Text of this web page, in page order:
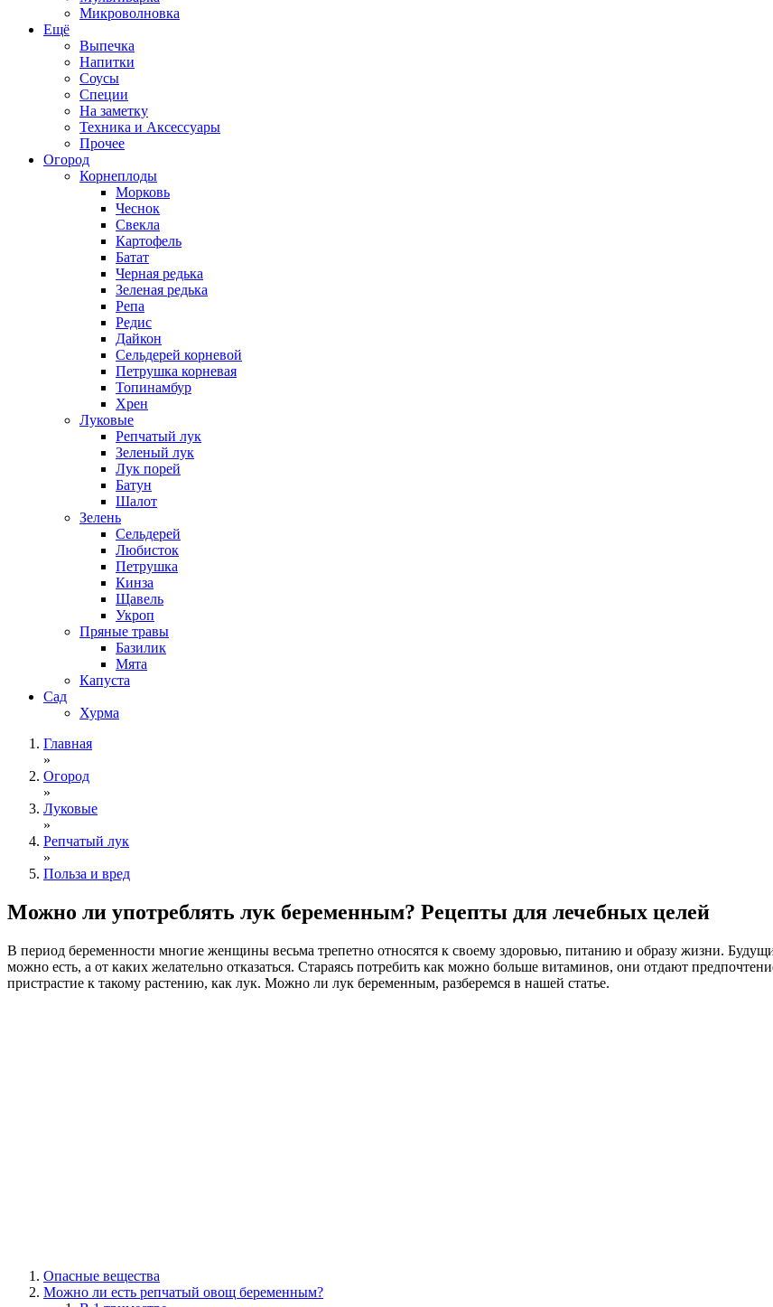
Микроволновка
Ещё
Выпечка
Напитки
Соусы
Специи
На заметку
Техника и Аксессуары
Прочее
Огород
Корнеплоды
Морковь
Чеснок
Свекла
Картофель
Батат
Черная редька
Зеленая редька
Репа
Редис
Дайкон
Сельдерей корневой
Петрушка корневая
Топинамбур
Хрен
Луковые
Репчатый лук
Зеленый лук
Лук порей
Батун
Шалот
Зелень
Сельдерей
Любисток
Петрушка
Кинза
Щавель
Укроп
Пряные травы
Базилик
Мята
Капуста
Сад
Хурма
Главная
»
Огород
»
Луковые
»
Репчатый лук
»
Польза и вред
Можно ли употреблять лук беременным? Рецепты для лечебных целей
В период беременности многие женщины весьма трепетно относятся к своему здоровью, питанию и образу жизни.
можно есть, а от каких желательно отказаться. Стараясь потребить как можно больше витаминов, они отдают
пристрастие к такому растению, как лук. Можно ли лук беременным, разберемся в нашей статье.
Опасные вещества
Можно ли есть репчатый овощ беременным?